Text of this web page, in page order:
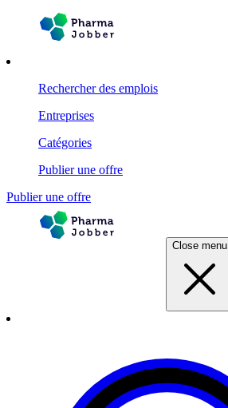
Rechercher des emplois
Entreprises
Catégories
Publier une offre
Publier une offre
Close menu